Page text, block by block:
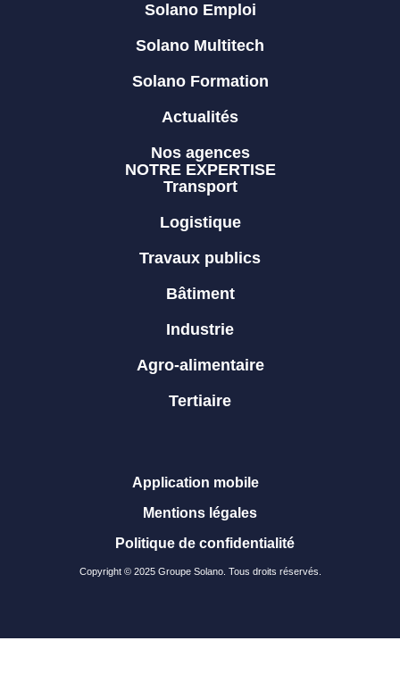
Solano Emploi
Solano Multitech
Solano Formation
Actualités
Nos agences
NOTRE EXPERTISE
Transport
Logistique
Travaux publics
Bâtiment
Industrie
Agro-alimentaire
Tertiaire
Copyright © 2025 Groupe Solano. Tous droits réservés.
Application mobile
Mentions légales
Politique de confidentialité